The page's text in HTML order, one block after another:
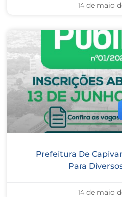
14 de maio
Prefeitura De
Para
14 de maio